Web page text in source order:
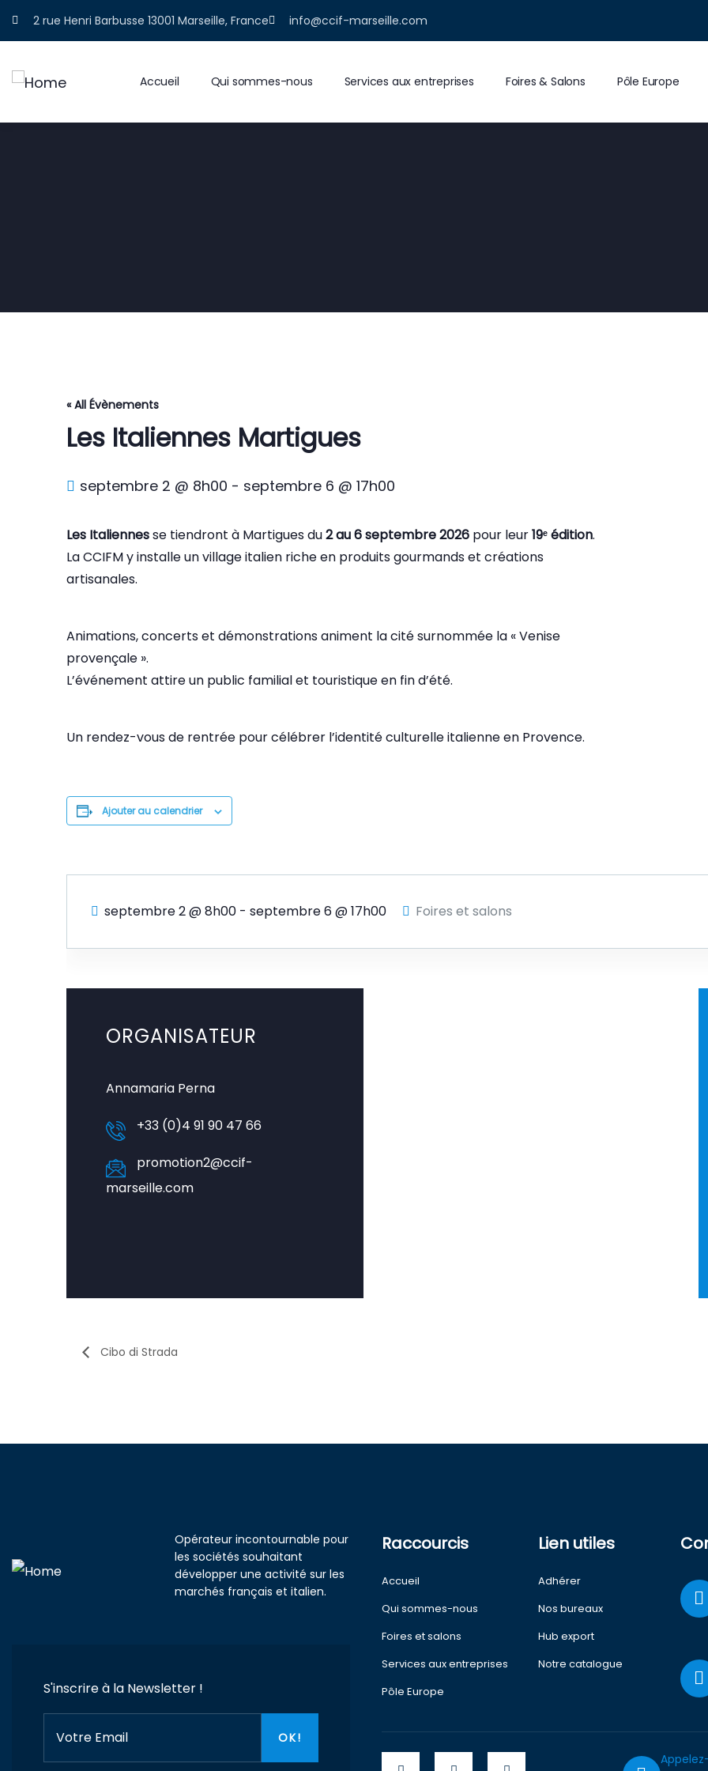
2 rue Henri Barbusse 13001 Marseille, France info@ccif-marseille.com
Accueil Qui sommes-nous Services aux entreprises Foires & Salons Pôle Europe
« All Évènements
Les Italiennes Martigues
septembre 2 @ 8h00 - septembre 6 @ 17h00
Les Italiennesse tiendront à Martigues du2 au 6 septembre 2026 pour leur19ᵉ édition.
La CCIFM y installe un village italien riche en produits gourmands et créations
artisanales.
Animations, concerts et démonstrations animent la cité surnommée la « Venise
provençale ».
L’événement attire un public familial et touristique en fin d’été.
Un rendez-vous de rentrée pour célébrer l’identité culturelle italienne en Provence.
Ajouter au calendrier
septembre 2 @ 8h00 - septembre 6 @ 17h00 Foires et salons
ORGANISATEUR
Annamaria Perna
+33 (0)4 91 90 47 66
promotion2@ccif-
marseille.com
Cibo di Strada
Opérateur incontournable pour
les sociétés souhaitant
développer une activité sur les
marchés français et italien.
S'inscrire à la Newsletter !
Raccourcis
Accueil
Qui sommes-nous
Foires et salons
Services aux entreprises
Pôle Europe
Lien utiles
Adhérer
Nos bureaux
Hub export
Notre catalogue